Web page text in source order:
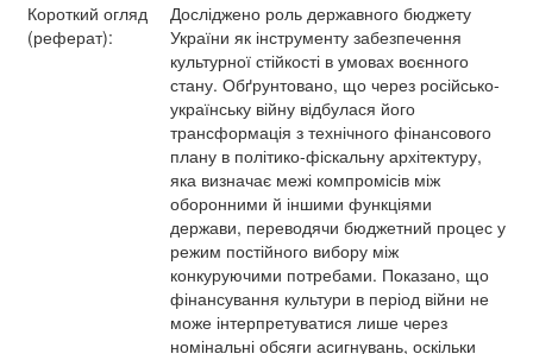
Короткий огляд
(реферат):
Досліджено роль державного бюджету
України як інструменту забезпечення
культурної стійкості в умовах воєнного
стану. Обґрунтовано, що через російсько-
українську війну відбулася його
трансформація з технічного фінансового
плану в політико-фіскальну архітектуру,
яка визначає межі компромісів між
оборонними й іншими функціями
держави, переводячи бюджетний процес у
режим постійного вибору між
конкуруючими потребами. Показано, що
фінансування культури в період війни не
може інтерпретуватися лише через
номінальні обсяги асигнувань, оскільки